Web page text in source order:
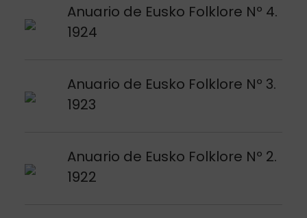
Anuario de Eusko Folklore Nº 4.
1924
Argitalpena ikusi
Anuario de Eusko Folklore Nº 3.
1923
Argitalpena ikusi
Anuario de Eusko Folklore Nº 2.
1922
Argitalpena ikusi